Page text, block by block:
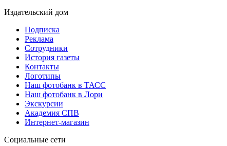
Издательский дом
Подписка
Реклама
Сотрудники
История газеты
Контакты
Логотипы
Наш фотобанк в ТАСС
Наш фотобанк в Лори
Экскурсии
Академия СПВ
Интернет-магазин
Социальные сети